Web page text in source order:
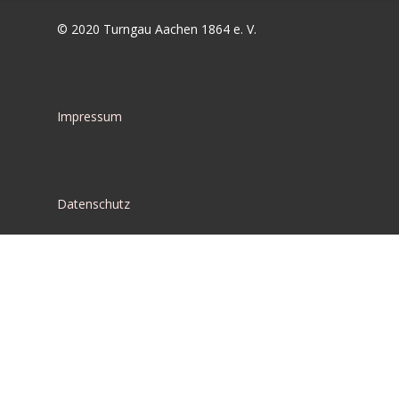
© 2020 Turngau Aachen 1864 e. V.
Impressum
Datenschutz